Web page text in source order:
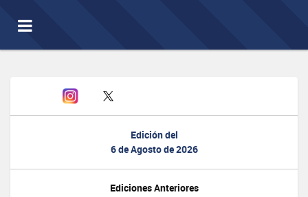
Toggle
navigation
Edición del
6 de Agosto de 2026
Ediciones Anteriores